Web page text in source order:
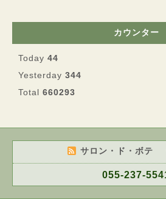
カウンター
Today 44
Yesterday 344
Total 660293
サロン・ド・ボテ
055-237-